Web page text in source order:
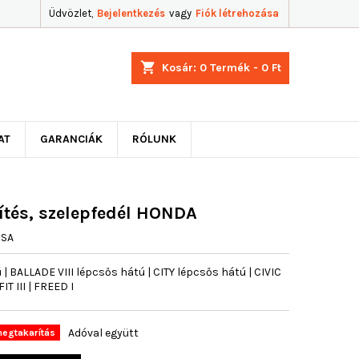
Üdvözlet, Bejelentkezés vagy Fiók létrehozása
shopping_cart Kosár: 0 Termék - 0 Ft
GARANCIÁK RÓLUNK
szelepfedél HONDA
BALLADE VIII lépcsős hátú | CITY lépcsős hátú | CIVIC
III | FREED I
Adóval együtt